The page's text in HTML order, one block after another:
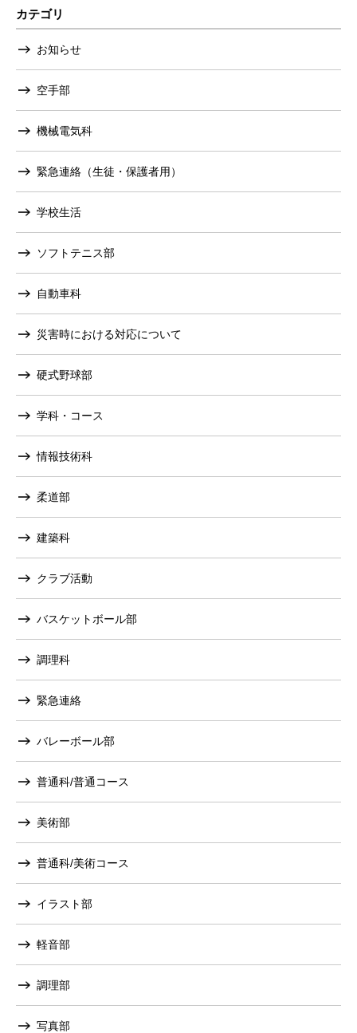
カテゴリ
お知らせ
空手部
機械電気科
緊急連絡（生徒・保護者用）
学校生活
ソフトテニス部
自動車科
災害時における対応について
硬式野球部
学科・コース
情報技術科
柔道部
建築科
クラブ活動
バスケットボール部
調理科
緊急連絡
バレーボール部
普通科/普通コース
美術部
普通科/美術コース
イラスト部
軽音部
調理部
写真部